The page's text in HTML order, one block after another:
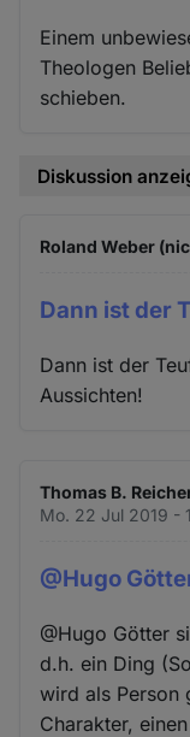
Einem
Theologen
schieben.
Diskussion
Roland Weber
Dann ist der
Dann ist der
Aussichten!
Thomas B.
Mo. 22 Jul 2019 -
@Hugo
@Hugo Götter
d.h. ein Ding
wird als Person
Charakter,